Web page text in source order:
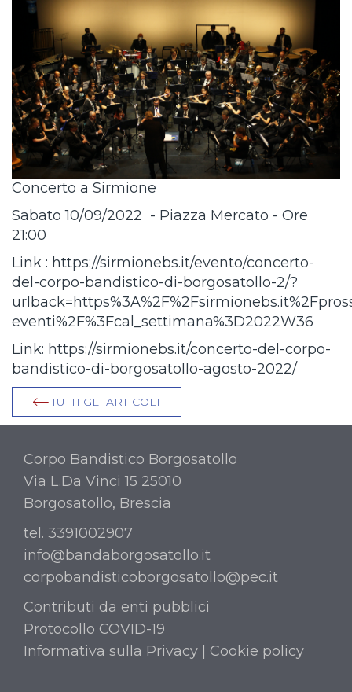
Concerto a Sirmione
Sabato 10/09/2022 - Piazza Mercato - Ore
21:00
Link : https://sirmionebs.it/evento/concerto-
del-corpo-bandistico-di-borgosatollo-2/?
eventi%2F%3Fcal_settimana%3D2022W36
Link: https://sirmionebs.it/concerto-del-corpo-
bandistico-di-borgosatollo-agosto-2022/
TUTTI GLI ARTICOLI
Corpo Bandistico Borgosatollo
Via L.Da Vinci 15 25010
Borgosatollo, Brescia
tel. 3391002907
info@bandaborgosatollo.it
corpobandisticoborgosatollo@pec.it
Contributi da enti pubblici
Protocollo COVID-19
Informativa sulla Privacy | Cookie policy